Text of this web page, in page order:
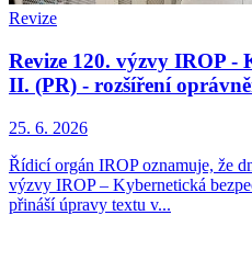
Revize
Revize 120. výzvy IROP -
II. (PR) - rozšíření
25. 6. 2026
Řídicí orgán IROP oznamuje, že
výzvy IROP – Kybernetická
přináší úpravy textu v...